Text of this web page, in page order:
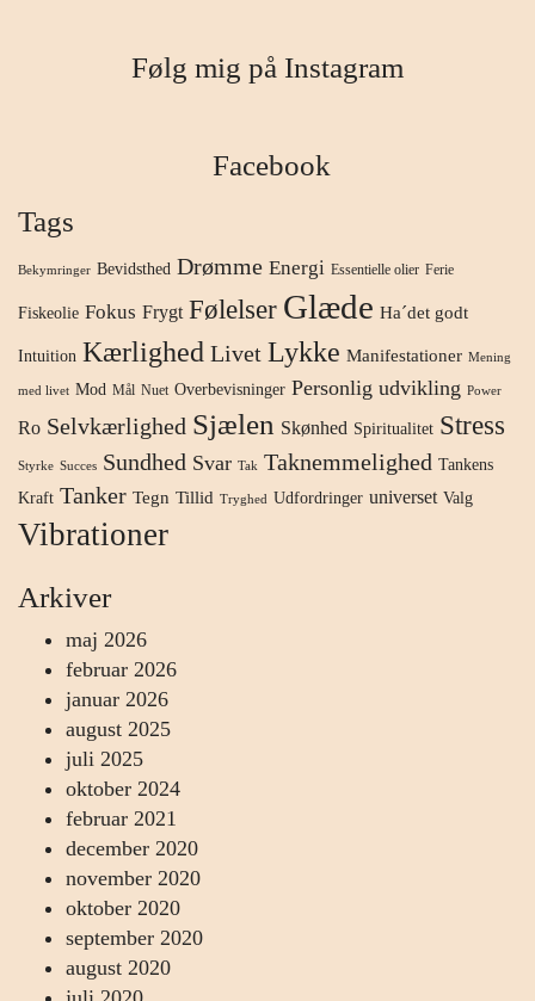
Følg mig på Instagram
Facebook
Tags
Bekymringer Bevidsthed Drømme Energi Essentielle olier Ferie
Fiskeolie Fokus Frygt Følelser Glæde Ha´det godt
Intuition Kærlighed Livet Lykke Manifestationer Mening
med livet Mod Mål Nuet Overbevisninger Personlig udvikling Power
Ro Selvkærlighed Sjælen Skønhed Spiritualitet Stress
Styrke Succes Sundhed Svar Tak Taknemmelighed Tankens
Kraft Tanker Tegn Tillid Tryghed Udfordringer universet Valg
Vibrationer
Arkiver
maj 2026
februar 2026
januar 2026
august 2025
juli 2025
oktober 2024
februar 2021
december 2020
november 2020
oktober 2020
september 2020
august 2020